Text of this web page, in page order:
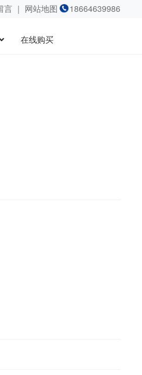
言｜ 网站地图 18664639986
在线购买